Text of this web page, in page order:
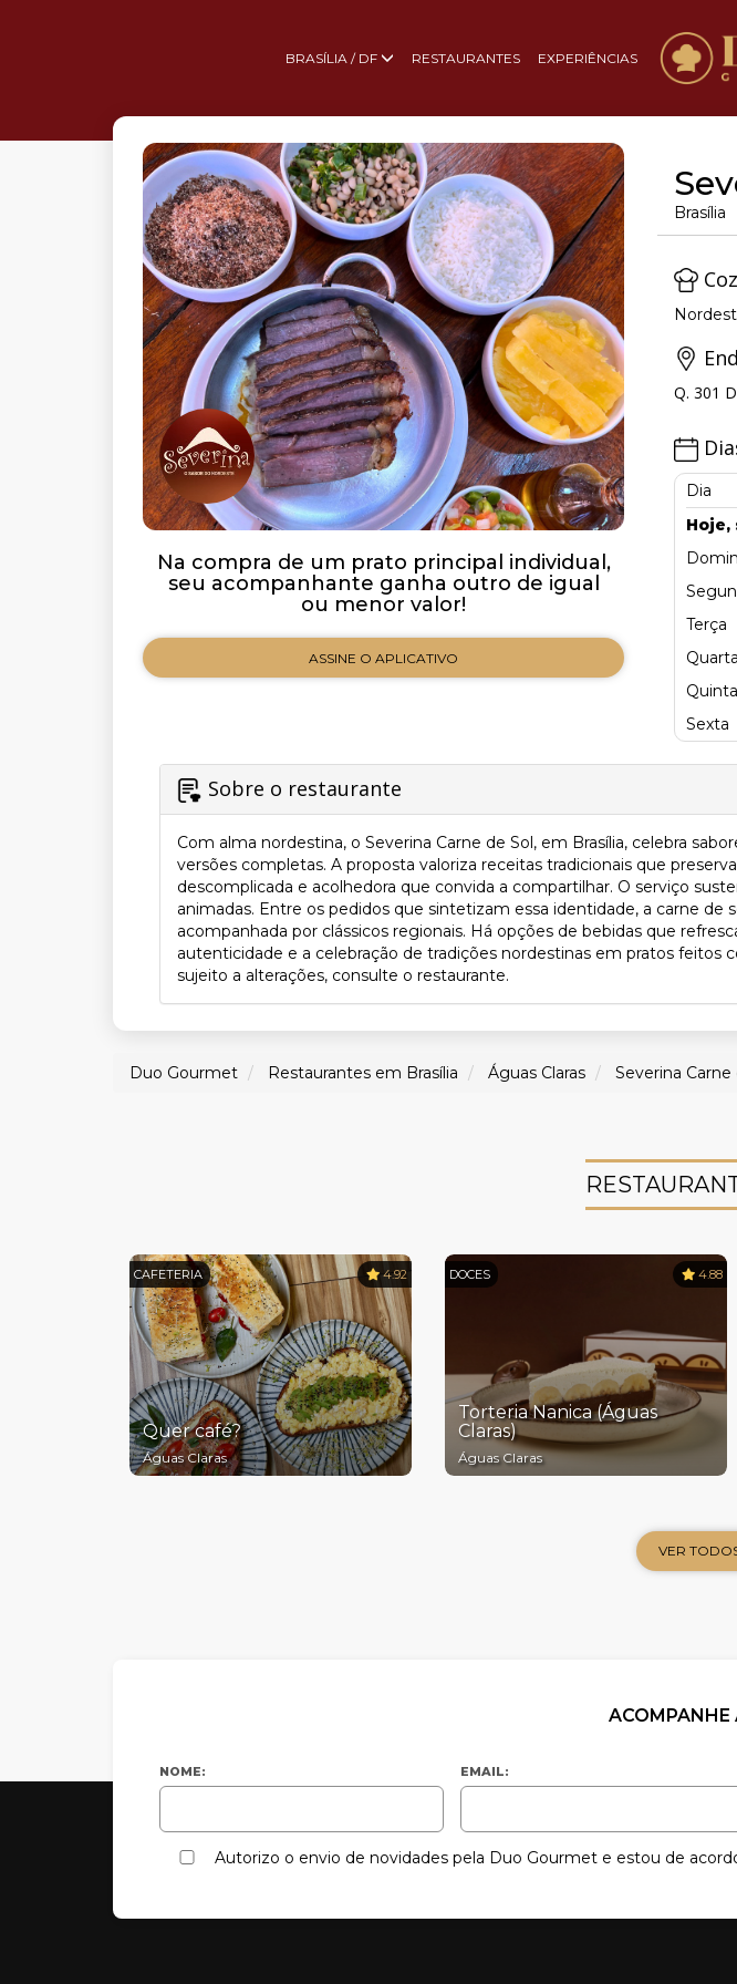
BRASÍLIA / DF RESTAURANTES EXPERIÊNCIAS
Na compra de um prato principal individual,
seu acompanhante ganha outro de igual
ou menor valor!
ASSINE O APLICATIVO
Brasília
Q. 301
Dia
Hoje,
Terça
Quarta
Quinta
Sexta
Sobre o restaurante
Com alma nordestina, o Severina Carne de Sol, em Brasília, celebra
versões completas. A proposta valoriza receitas tradicionais que
descomplicada e acolhedora que convida a compartilhar. O serviço
animadas. Entre os pedidos que sintetizam essa identidade, a carne
acompanhada por clássicos regionais. Há opções de bebidas que
autenticidade e a celebração de tradições nordestinas em pratos feitos
sujeito a alterações, consulte o restaurante.
Duo Gourmet Restaurantes em Brasília Águas Claras Severina Carne
CAFETERIA 4.92
Quer café?
Águas Claras
DOCES 4.88
Torteria Nanica (Águas
Claras)
Águas Claras
VER
ACOMPANHE
NOME: EMAIL:
Autorizo o envio de novidades pela Duo Gourmet e estou de